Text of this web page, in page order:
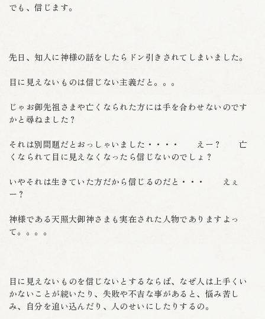
でも、信じます。
先日、知人に神様の話をしたらドン引きされてしまいました。
目に見えないものは信じない主義だと。。。
じゃお御先祖さまや亡くなられた方には手を合わせないのです
かと尋ねました？
それは別問題だとおっしゃいました・・・・ えー？ 亡
くなられて目に見えなくなったら信じないのでしょ？
いやそれは生きていた方だから信じるのだと・・・ えぇ
ー？
神様である天照大御神さまも実在された人物でありますよっ
て。。。。
目に見えないものを信じないとするならば、なぜ人は上手くい
かないことが続いたり、失敗や不吉な事があると、悩み苦し
み、自分を追い込んだり、人のせいにしたりするの。